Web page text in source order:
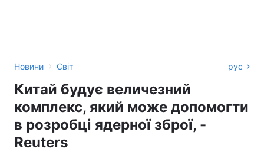
Новини › Світ рус
Китай будує величезний
комплекс, який може допомогти
в розробці ядерної зброї, -
Reuters